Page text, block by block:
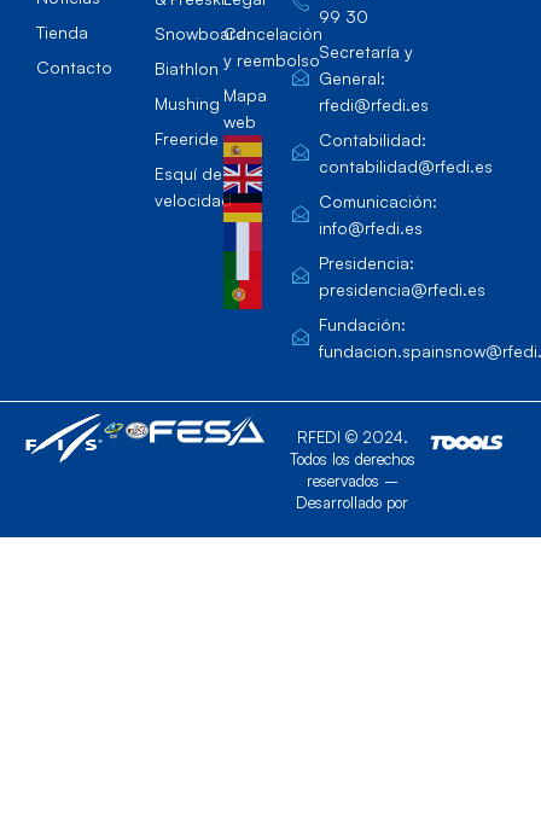
Tienda
Contacto
Snowboard
Biathlon
Mushing
Freeride
Esquí de
velocidad
Cancelación
y reembolso
Mapa
web
99 30
Secretaría y
General:
rfedi@rfedi.es
Contabilidad:
contabilidad@rfedi.es
Comunicación:
info@rfedi.es
Presidencia:
presidencia@rfedi.es
Fundación:
RFEDI © 2024.
Todos los derechos
reservados –
Desarrollado por